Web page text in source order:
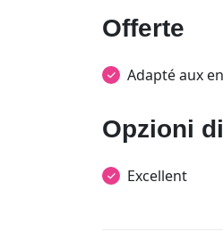
Offerte
Adapté aux
Opzioni
Excellent